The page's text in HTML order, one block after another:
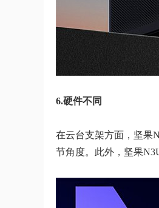
6.硬件不同
在云台支架方面，坚果
节角度。此外，坚果